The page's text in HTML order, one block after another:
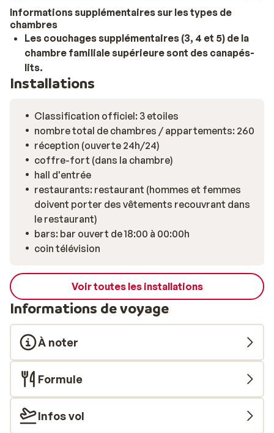
Informations supplémentaires sur les types de
chambres
Les couchages supplémentaires (3, 4 et 5) de la
chambre familiale supérieure sont des canapés-
lits.
Installations
Classification officiel: 3 etoiles
nombre total de chambres / appartements: 260
réception (ouverte 24h/24)
coffre-fort (dans la chambre)
hall d'entrée
restaurants: restaurant (hommes et femmes
doivent porter des vêtements recouvrant dans
le restaurant)
bars: bar ouvert de 18:00 à 00:00h
coin télévision
Voir toutes les installations
Informations de voyage
À noter
Formule
Infos vol